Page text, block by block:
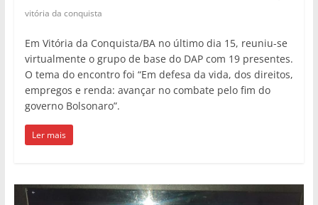
vitória da conquista
Em Vitória da Conquista/BA no último dia 15, reuniu-se
virtualmente o grupo de base do DAP com 19 presentes.
O tema do encontro foi “Em defesa da vida, dos direitos,
empregos e renda: avançar no combate pelo fim do
governo Bolsonaro”.
Ler mais